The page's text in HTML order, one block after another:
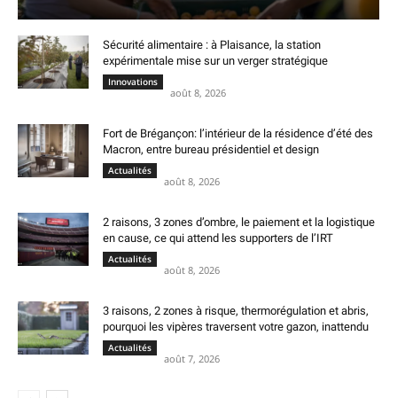
Sécurité alimentaire : à Plaisance, la station
expérimentale mise sur un verger stratégique
Innovations
août 8, 2026
Fort de Brégançon: l’intérieur de la résidence d’été des
Macron, entre bureau présidentiel et design
Actualités
août 8, 2026
2 raisons, 3 zones d’ombre, le paiement et la logistique
en cause, ce qui attend les supporters de l’IRT
Actualités
août 8, 2026
3 raisons, 2 zones à risque, thermorégulation et abris,
pourquoi les vipères traversent votre gazon, inattendu
Actualités
août 7, 2026